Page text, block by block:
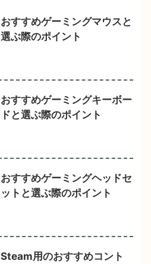
おすすめゲーミングマウスと
選ぶ際のポイント
おすすめゲーミングキーボー
ドと選ぶ際のポイント
おすすめゲーミングヘッドセ
ットと選ぶ際のポイント
Steam用のおすすめコント